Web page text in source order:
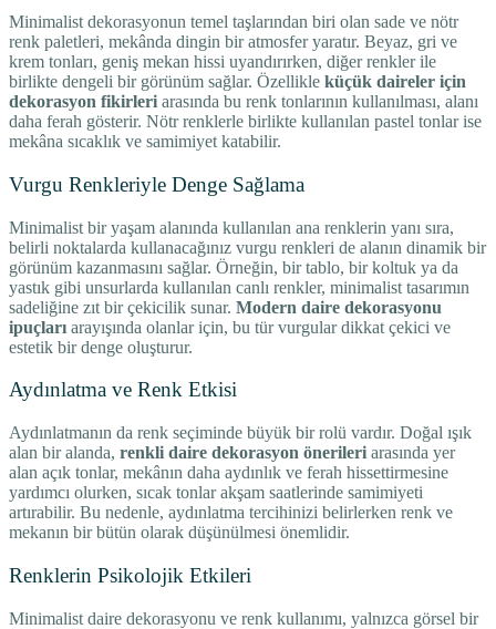
Minimalist dekorasyonun temel taşlarından biri olan sade ve nötr
renk paletleri, mekânda dingin bir atmosfer yaratır. Beyaz, gri ve
krem tonları, geniş mekan hissi uyandırırken, diğer renkler ile
birlikte dengeli bir görünüm sağlar. Özellikle küçük daireler için
dekorasyon fikirleri arasında bu renk tonlarının kullanılması, alanı
daha ferah gösterir. Nötr renklerle birlikte kullanılan pastel tonlar ise
mekâna sıcaklık ve samimiyet katabilir.
Vurgu Renkleriyle Denge Sağlama
Minimalist bir yaşam alanında kullanılan ana renklerin yanı sıra,
belirli noktalarda kullanacağınız vurgu renkleri de alanın dinamik bir
görünüm kazanmasını sağlar. Örneğin, bir tablo, bir koltuk ya da
yastık gibi unsurlarda kullanılan canlı renkler, minimalist tasarımın
sadeliğine zıt bir çekicilik sunar. Modern daire dekorasyonu
ipuçları arayışında olanlar için, bu tür vurgular dikkat çekici ve
estetik bir denge oluşturur.
Aydınlatma ve Renk Etkisi
Aydınlatmanın da renk seçiminde büyük bir rolü vardır. Doğal ışık
alan bir alanda, renkli daire dekorasyon önerileri arasında yer
alan açık tonlar, mekânın daha aydınlık ve ferah hissettirmesine
yardımcı olurken, sıcak tonlar akşam saatlerinde samimiyeti
artırabilir. Bu nedenle, aydınlatma tercihinizi belirlerken renk ve
mekanın bir bütün olarak düşünülmesi önemlidir.
Renklerin Psikolojik Etkileri
Minimalist daire dekorasyonu ve renk kullanımı, yalnızca görsel bir